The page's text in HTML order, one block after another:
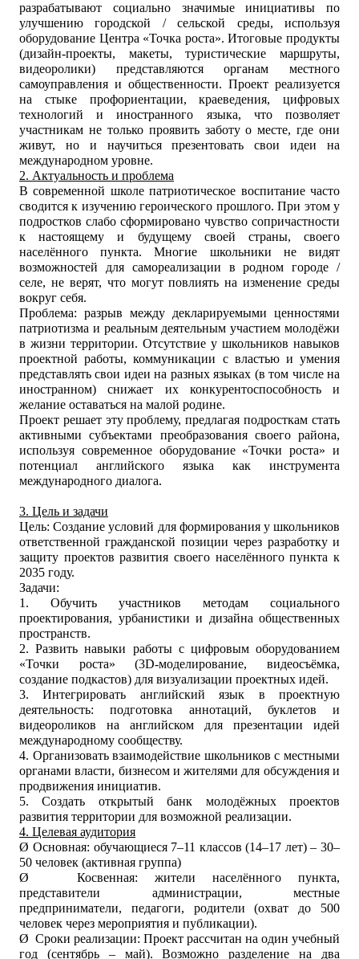
разрабатывают социально значимые инициативы по
улучшению городской / сельской среды, используя
оборудование Центра «Точка роста». Итоговые продукты
(дизайн-проекты, макеты, туристические маршруты,
видеоролики) представляются органам местного
самоуправления и общественности. Проект реализуется
на стыке профориентации, краеведения, цифровых
технологий и иностранного языка, что позволяет
участникам не только проявить заботу о месте, где они
живут, но и научиться презентовать свои идеи на
международном уровне.
2. Актуальность и проблема
В современной школе патриотическое воспитание часто
сводится к изучению героического прошлого. При этом у
подростков слабо сформировано чувство сопричастности
к настоящему и будущему своей страны, своего
населённого пункта. Многие школьники не видят
возможностей для самореализации в родном городе /
селе, не верят, что могут повлиять на изменение среды
вокруг себя.
Проблема: разрыв между декларируемыми ценностями
патриотизма и реальным деятельным участием молодёжи
в жизни территории. Отсутствие у школьников навыков
проектной работы, коммуникации с властью и умения
представлять свои идеи на разных языках (в том числе на
иностранном) снижает их конкурентоспособность и
желание оставаться на малой родине.
Проект решает эту проблему, предлагая подросткам стать
активными субъектами преобразования своего района,
используя современное оборудование «Точки роста» и
потенциал английского языка как инструмента
международного диалога.
3. Цель и задачи
Цель: Создание условий для формирования у школьников
ответственной гражданской позиции через разработку и
защиту проектов развития своего населённого пункта к
2035 году.
Задачи:
1. Обучить участников методам социального
проектирования, урбанистики и дизайна общественных
пространств.
2. Развить навыки работы с цифровым оборудованием
«Точки роста» (3D-моделирование, видеосъёмка,
создание подкастов) для визуализации проектных идей.
3. Интегрировать английский язык в проектную
деятельность: подготовка аннотаций, буклетов и
видеороликов на английском для презентации идей
международному сообществу.
4. Организовать взаимодействие школьников с местными
органами власти, бизнесом и жителями для обсуждения и
продвижения инициатив.
5. Создать открытый банк молодёжных проектов
развития территории для возможной реализации.
4. Целевая аудитория
Ø Основная: обучающиеся 7–11 классов (14–17 лет) – 30–
50 человек (активная группа)
Ø
Косвенная: жители населённого пункта,
представители администрации, местные
предприниматели, педагоги, родители (охват до 500
человек через мероприятия и публикации).
Ø Сроки реализации: Проект рассчитан на один учебный
год (сентябрь – май). Возможно разделение на два